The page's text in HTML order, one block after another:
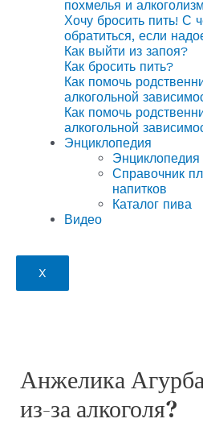
похмелья и
Хочу бросить пить! С
обратиться, если
Как выйти из запоя?
Как бросить пить?
Как помочь
алкогольной
Как помочь
алкогольной
Энциклопедия
Энциклопедия
Справочник
напитков
Каталог пива
Видео
X
Анжелика
из-за алкоголя?